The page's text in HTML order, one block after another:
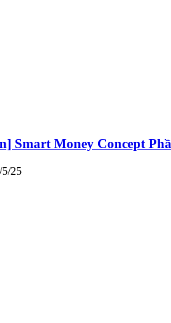
Smart Money Concept
5/25